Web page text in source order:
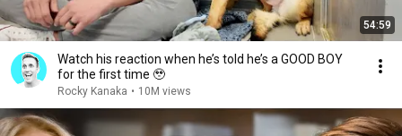
54:59
Watch his reaction when he’s told he’s a GOOD BOY
for the first time 🥹
Rocky Kanaka • 10M views